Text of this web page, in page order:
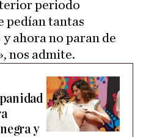
periodo
pedían tantas
ahora no paran de
nos admite.
y